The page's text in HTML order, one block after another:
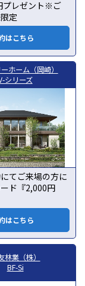
プレゼント※ご
定
はこちら
ホーム（岡崎）
シリーズ
てご来場の方に
ド『2,000円
はこちら
林業（株）
BF-Si